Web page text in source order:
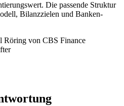
Die passende Struktur
Bilanzzielen und Banken-